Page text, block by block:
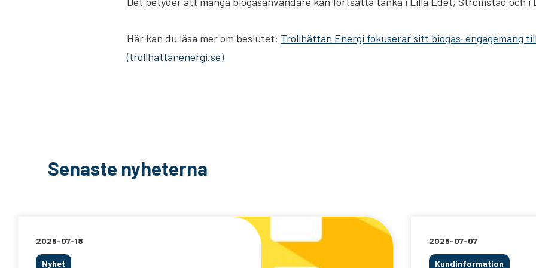
Här kan du läsa mer om beslutet: Trollhättan Energi fokuserar sitt biogas-engagemang
(trollhattanenergi.se)
Senaste nyheterna
2026-07-18
Nyhet
2026-07-07
Kundinformation